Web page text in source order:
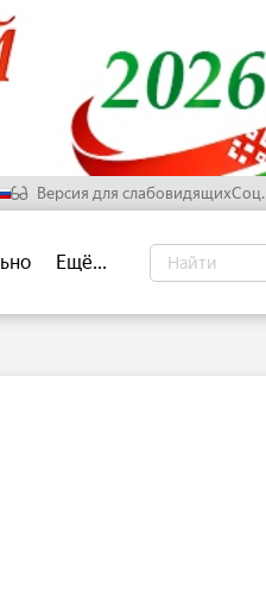
Версия для слабовидящихСоц.
Ещё...